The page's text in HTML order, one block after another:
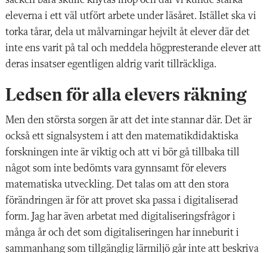
eleverna i ett väl utfört arbete under läsåret. Istället ska vi
torka tårar, dela ut målvarningar hejvilt åt elever där det
inte ens varit på tal och meddela högpresterande elever att
deras insatser egentligen aldrig varit tillräckliga.
Ledsen för alla elevers räkning
Men den största sorgen är att det inte stannar där. Det är
också ett signalsystem i att den matematikdidaktiska
forskningen inte är viktig och att vi bör gå tillbaka till
något som inte bedömts vara gynnsamt för elevers
matematiska utveckling. Det talas om att den stora
förändringen är för att provet ska passa i digitaliserad
form. Jag har även arbetat med digitaliseringsfrågor i
många år och det som digitaliseringen har inneburit i
sammanhang som tillgänglig lärmiljö går inte att beskriva